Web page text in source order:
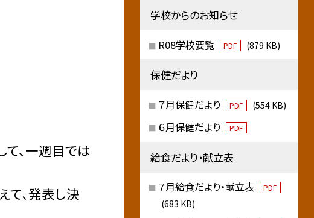
、一週目では
、発表し決
学校からのお知らせ
R08学校要覧 PDF (879 KB)
保健だより
７月保健だより PDF (554 KB)
６月保健だより PDF
給食だより・献立表
７月給食だより・献立表 PDF
(683 KB)